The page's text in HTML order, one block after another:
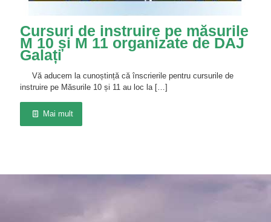
Cursuri de instruire pe măsurile
M 10 și M 11 organizate de DAJ
Galați
Vă aducem la cunoștință că înscrierile pentru cursurile de
instruire pe Măsurile 10 și 11 au loc la […]
Mai mult